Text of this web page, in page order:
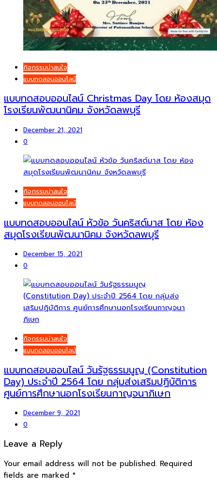
กิจกรรมน่าสนใจ
แบบทดสอบออนไลน์
แบบทดสอบออนไลน์ Christmas Day โดย ห้องสมุด
โรงเรียนพัฒนานิคม จังหวัดลพบุรี
December 21, 2021
0
กิจกรรมน่าสนใจ
แบบทดสอบออนไลน์
แบบทดสอบออนไลน์ หัวข้อ วันคริสต์มาส โดย ห้อง
สมุดโรงเรียนพัฒนานิคม จังหวัดลพบุรี
December 15, 2021
0
กิจกรรมน่าสนใจ
แบบทดสอบออนไลน์
แบบทดสอบออนไลน์ วันรัฐธรรมนูญ (Constitution
Day) ประจำปี 2564 โดย กลุ่มส่งเสริมปฏิบัติการ
ศูนย์การศึกษานอกโรงเรียนกาญจนาภิเษก
December 9, 2021
0
Leave a Reply
Your email address will not be published. Required
fields are marked *